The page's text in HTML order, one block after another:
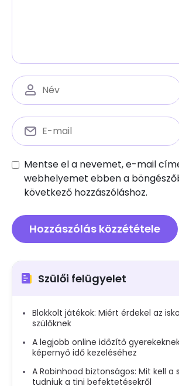
Mentse el a nevemet, e-mail
webhelyemet ebben a
következő hozzászóláshoz.
Szülői felügyelet
Blokkolt játékok: Miért érdekel az
szülőknek
A legjobb online időzítő
képernyő idő kezeléséhez
A Robinhood biztonságos: Mit kell a
tudniuk a tini befektetésekről